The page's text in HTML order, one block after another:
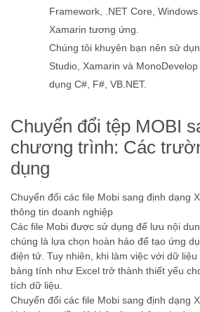
Framework, .NET Core,
Xamarin tương ứng.
Chúng tôi khuyên bạn nên sử
Studio, Xamarin và
dụng C#, F#, VB.NET.
Chuyển đổi tệp MOBI
chương trình: Các
dụng
Chuyển đổi các file Mobi sang định dạng
thông tin doanh nghiệp
Các file Mobi được sử dụng để lưu nội
chúng là lựa chọn hoàn hảo để tạo ứng
điện tử. Tuy nhiên, khi làm việc với dữ
bảng tính như Excel trở thành thiết yếu
tích dữ liệu.
Chuyển đổi các file Mobi sang định dạng